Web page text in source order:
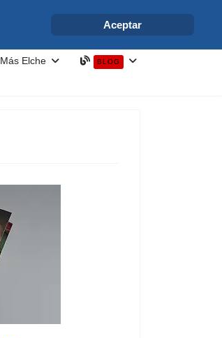
info@elchesemueve.com
Más Elche BLOG
Aceptar